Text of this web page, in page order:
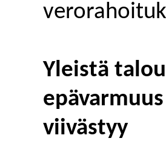
Yleistä
viivästyy